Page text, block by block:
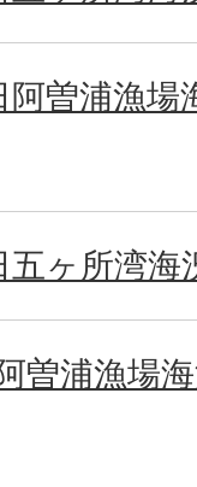
曽浦漁場
ヶ所湾海
曽浦漁場